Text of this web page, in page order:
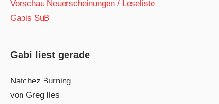
Vorschau Neuerscheinungen / Leseliste
Gabis SuB
Gabi liest gerade
Natchez Burning
von Greg Iles